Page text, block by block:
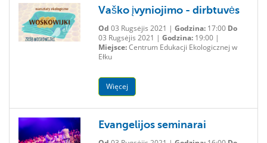
Vaško įvyniojimo - dirbtuvės
Od 03 Rugsėjis 2021 | Godzina:17:00 Do
03 Rugsėjis 2021 | Godzina:19:00 |
Miejsce:Centrum Edukacji Ekologicznej w
Ełku
Więcej
Evangelijos seminarai